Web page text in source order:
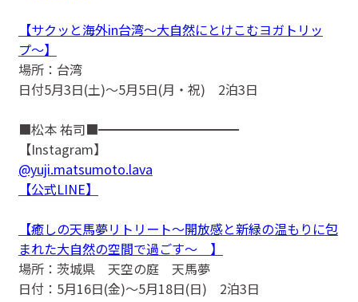
【サクッと海外in台湾〜大自然にとけこむヨガトリッ
プ〜】
場所：台湾
日付5月3日(土)〜5月5日(月・祝) 2泊3日
■松本 祐司■━━━━━━━━━━━
【Instagram】
@yuji.matsumoto.lava
【公式LINE】
【癒しの天馬夢リトリート〜開放感と新緑の温もりに包
まれた大自然の空間で過ごす〜 】
場所：茨城県 天空の庭 天馬夢
日付：5月16日(金)〜5月18日(日) 2泊3日